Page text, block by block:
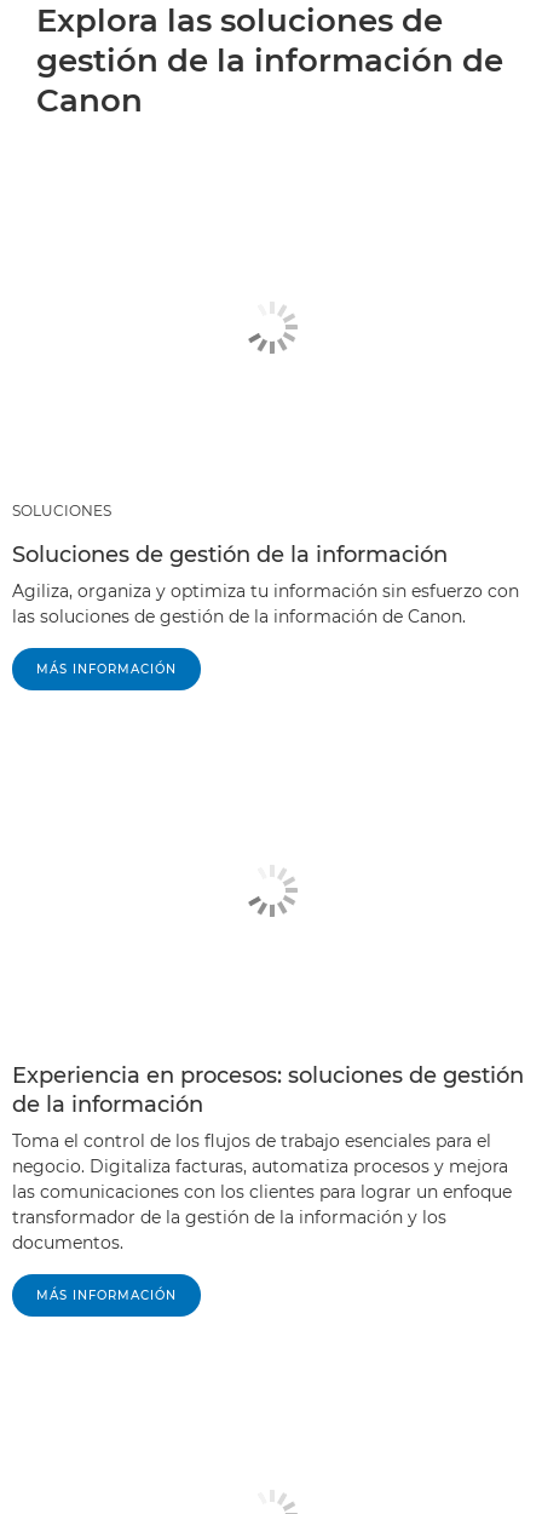
Explora las soluciones de
gestión de la información de
Canon
SOLUCIONES
Soluciones de gestión de la información
Agiliza, organiza y optimiza tu información sin esfuerzo con
las soluciones de gestión de la información de Canon.
MÁS INFORMACIÓN
Experiencia en procesos: soluciones de gestión
de la información
Toma el control de los flujos de trabajo esenciales para el
negocio. Digitaliza facturas, automatiza procesos y mejora
las comunicaciones con los clientes para lograr un enfoque
transformador de la gestión de la información y los
documentos.
MÁS INFORMACIÓN